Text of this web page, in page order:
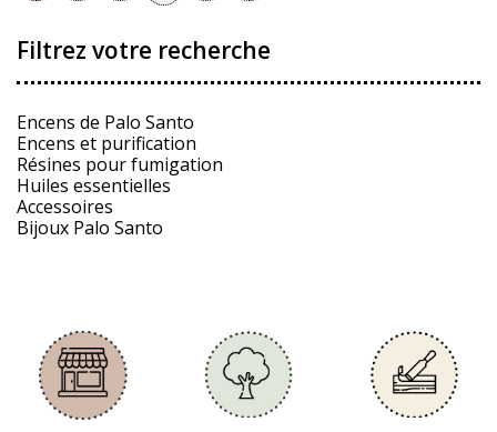
Filtrez votre recherche
Encens de Palo Santo
Encens et purification
Résines pour fumigation
Huiles essentielles
Accessoires
Bijoux Palo Santo